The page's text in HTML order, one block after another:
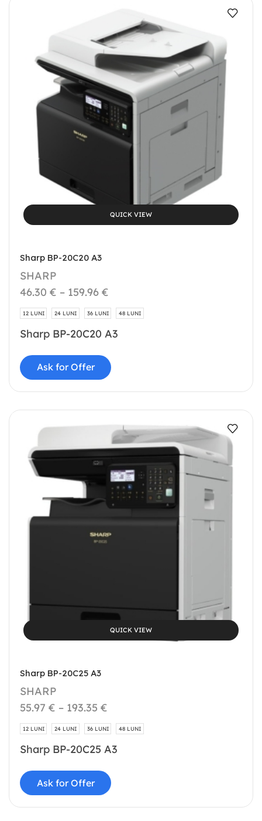
QUICK VIEW
Sharp BP-20C20 A3
SHARP
46.30 € – 159.96 €
12 LUNI 24 LUNI 36 LUNI 48 LUNI
Sharp BP-20C20 A3
Ask for Offer
QUICK VIEW
Sharp BP-20C25 A3
SHARP
55.97 € – 193.35 €
12 LUNI 24 LUNI 36 LUNI 48 LUNI
Sharp BP-20C25 A3
Ask for Offer